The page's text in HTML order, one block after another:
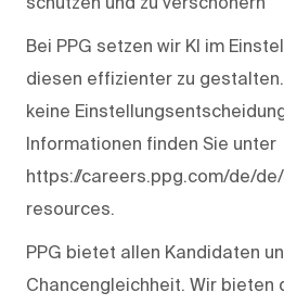
Bei PPG setzen wir KI im
diesen effizienter zu
keine
Informationen finden Sie unter
https://careers.ppg.com/de/
resources.
PPG bietet allen Kandidaten
Chancengleichheit. Wir bieten